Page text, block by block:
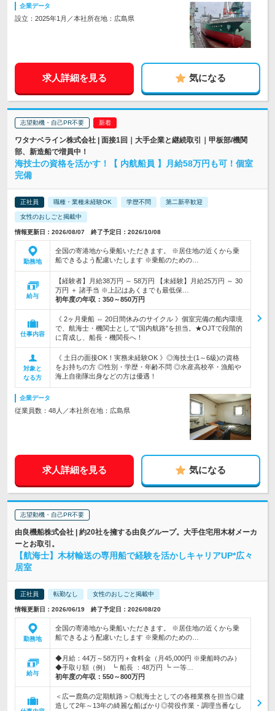
企業データ
設立：2025年1月／本社所在地：広島県
求人詳細を見る 気になる
志望動機・自己PR不要
ワタナベライン株式会社 | 面接1回｜大手企業と継続取引｜甲板部/機関
部、新造船で増員中！
海技士の資格を活かす！【 内航船員 】月給58万円も可！個室
完備
正社員 職種・業種未経験OK 学歴不問 第二新卒歓迎
女性のおしごと掲載中
情報更新日：2026/08/07 終了予定日：2026/10/08
勤務地
全国の寄港地から乗船いただきます。 ※居住地の近くから乗
船できるよう配慮いたします ※乗船のための…
給与
【経験者】月給38万円 ～ 58万円 【未経験】月給25万円 ～ 30
万円 ＋ 諸手当 ※上記はあくまでも最低保…
初年度の年収： 350～850万円
仕事内容
《 2ヶ月乗船 ⇔ 20日間休みのサイクル 》個室完備の船内環境
で、航海士・機関士として"国内航路"を担当。★OJTで段階的
に育成し、船長・機関長へ！
対象と
なる方
《 土日の面接OK！実務未経験OK 》◎海技士(1～6級)の資格
をお持ちの方 ◎性別・学歴・年齢不問 ◎水産高校卒・漁船や
海上自衛隊出身などの方は優遇！
企業データ
従業員数：48人／本社所在地：広島県
求人詳細を見る 気になる
志望動機・自己PR不要
由良機船株式会社 | 約20社を擁する由良グループ。大手住宅用木材メーカ
ーとお取引。
【航海士】木材輸送の専用船で経験を活かしキャリアUP*広々
居室
正社員 転勤なし 女性のおしごと掲載中
情報更新日：2026/06/19 終了予定日：2026/08/20
勤務地
全国の寄港地から乗船いただきます。 ※居住地の近くから乗
船できるよう配慮いたします ※乗船のための…
給与
◆月給：44万～58万円＋食料金（月45,000円 ※乗船時のみ）
◆手取り額（例） ┗ 船長 ：48万円 ┗ 一等…
初年度の年収： 550～800万円
＜広ー鹿島の定期航路＞◎航海士としての各種業務を担当◎建
造して2年～13年の綺麗な船ばかり◎荷役作業・調理当番なし